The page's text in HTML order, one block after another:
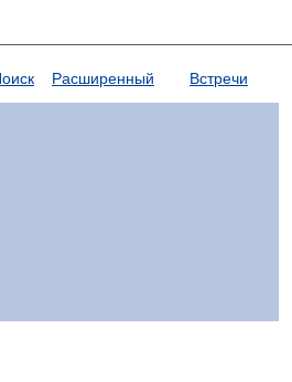
Расширенный Встречи